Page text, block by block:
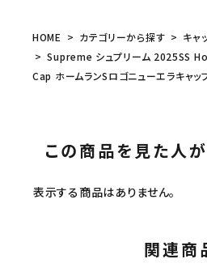
HOME カテゴリーから探す
キャ
Supreme シュプリーム 2025SS
Cap ホームランSロゴニューエラキャッ
この商品を見た人
表示する商品はありません。
関連商